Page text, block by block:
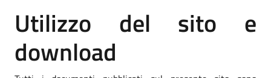
Utilizzo del sito e
download